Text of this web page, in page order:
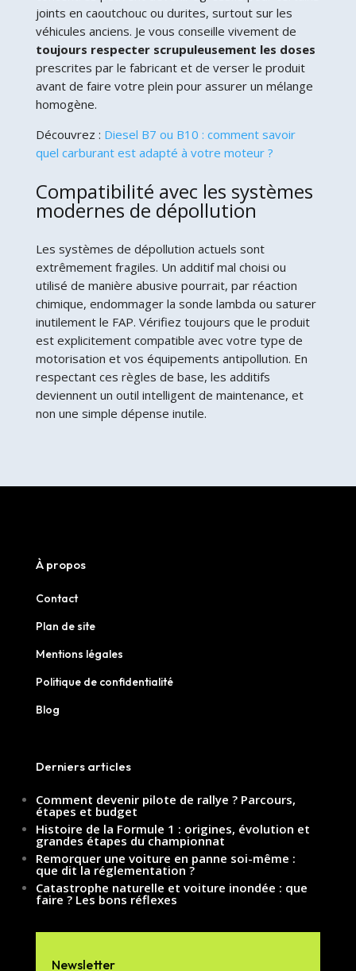
joints en caoutchouc ou durites, surtout sur les
véhicules anciens. Je vous conseille vivement de
toujours respecter scrupuleusement les doses
prescrites par le fabricant et de verser le produit
avant de faire votre plein pour assurer un mélange
homogène.
Découvrez : Diesel B7 ou B10 : comment savoir
quel carburant est adapté à votre moteur ?
Compatibilité avec les systèmes
modernes de dépollution
Les systèmes de dépollution actuels sont
extrêmement fragiles. Un additif mal choisi ou
utilisé de manière abusive pourrait, par réaction
chimique, endommager la sonde lambda ou saturer
inutilement le FAP. Vérifiez toujours que le produit
est explicitement compatible avec votre type de
motorisation et vos équipements antipollution. En
respectant ces règles de base, les additifs
deviennent un outil intelligent de maintenance, et
non une simple dépense inutile.
À propos
Contact
Plan de site
Mentions légales
Politique de confidentialité
Blog
Derniers articles
Comment devenir pilote de rallye ? Parcours,
étapes et budget
Histoire de la Formule 1 : origines, évolution et
grandes étapes du championnat
Remorquer une voiture en panne soi-même :
que dit la réglementation ?
Catastrophe naturelle et voiture inondée : que
faire ? Les bons réflexes
Newsletter